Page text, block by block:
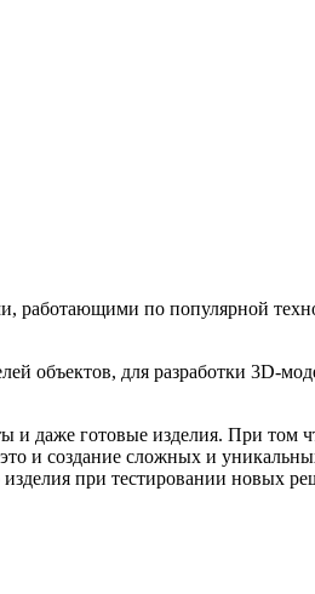
работающими по популярной
объектов, для разработки 3D-
и даже готовые изделия. При том
и создание сложных и
при тестировании новых